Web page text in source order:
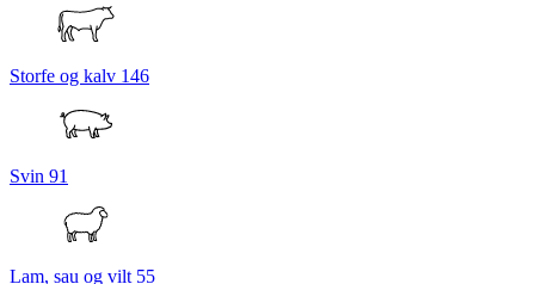
Storfe og kalv 146
Svin 91
Lam, sau og vilt 55